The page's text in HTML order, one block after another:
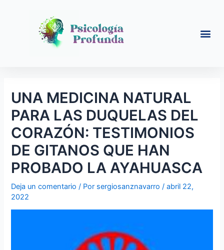
UNA MEDICINA NATURAL
PARA LAS DUQUELAS DEL
CORAZÓN: TESTIMONIOS
DE GITANOS QUE HAN
PROBADO LA AYAHUASCA
Deja un comentario / Por sergiosanznavarro/abril 22,
2022
entradas